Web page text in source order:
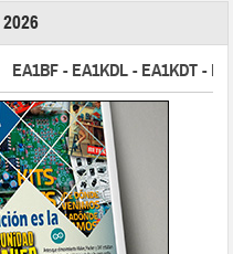
EA1BF - EA1KDL - EA1KDT -